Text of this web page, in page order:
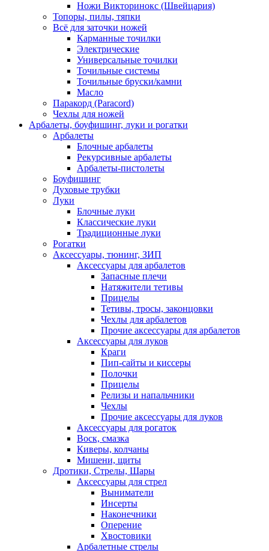
Ножи Викторинокс (Швейцария)
Топоры, пилы, тяпки
Всё для заточки ножей
Карманные точилки
Электрические
Универсальные точилки
Точильные системы
Точильные бруски/камни
Масло
Паракорд (Paracord)
Чехлы для ножей
Арбалеты, боуфишинг, луки и рогатки
Арбалеты
Блочные арбалеты
Рекурсивные арбалеты
Арбалеты-пистолеты
Боуфишинг
Духовые трубки
Луки
Блочные луки
Классические луки
Традиционные луки
Рогатки
Аксессуары, тюнинг, ЗИП
Аксессуары для арбалетов
Запасные плечи
Натяжители тетивы
Прицелы
Тетивы, тросы, законцовки
Чехлы для арбалетов
Прочие аксессуары для арбалетов
Аксессуары для луков
Краги
Пип-сайты и киссеры
Полочки
Прицелы
Релизы и напальчники
Чехлы
Прочие аксессуары для луков
Аксессуары для рогаток
Воск, смазка
Киверы, колчаны
Мишени, щиты
Дротики, Стрелы, Шары
Аксессуары для стрел
Выниматели
Инсерты
Наконечники
Оперение
Хвостовики
Арбалетные стрелы